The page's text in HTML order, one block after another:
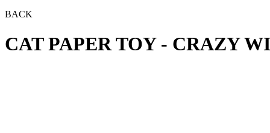
BACK
CAT PAPER TOY - CRAZY